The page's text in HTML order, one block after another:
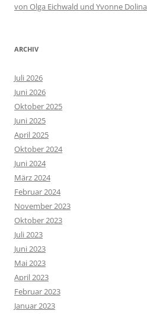
von Olga Eichwald und Yvonne Dolina
ARCHIV
Juli 2026
Juni 2026
Oktober 2025
Juni 2025
April 2025
Oktober 2024
Juni 2024
März 2024
Februar 2024
November 2023
Oktober 2023
Juli 2023
Juni 2023
Mai 2023
April 2023
Februar 2023
Januar 2023